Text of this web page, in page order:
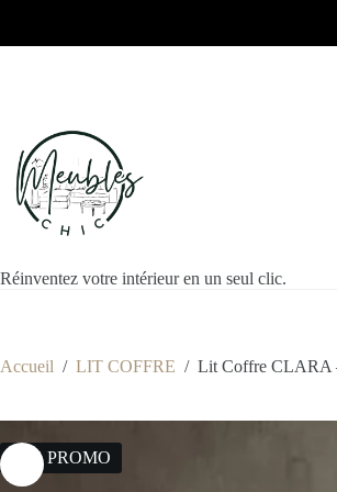
Réinventez votre intérieur en un seul clic.
Accueil / LIT COFFRE / Lit Coffre CLARA
39% PROMO